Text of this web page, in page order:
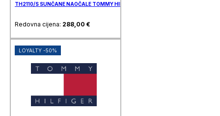
TH2110/S SUNČANE NAOČALE TOMMY HILFIGER
Redovna cijena: 288,00 €
LOYALTY -50%